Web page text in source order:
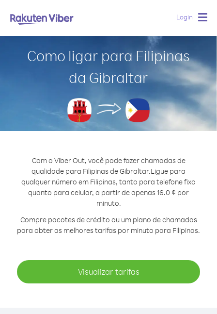
Login
Como ligar para Filipinas
da Gibraltar
Com o Viber Out, você pode fazer chamadas de
qualidade para Filipinas de Gibraltar.Ligue para
qualquer número em Filipinas, tanto para telefone fixo
quanto para celular, a partir de apenas 16.0 ¢ por
minuto.
Compre pacotes de crédito ou um plano de chamadas
para obter as melhores tarifas por minuto para Filipinas.
Visualizar tarifas